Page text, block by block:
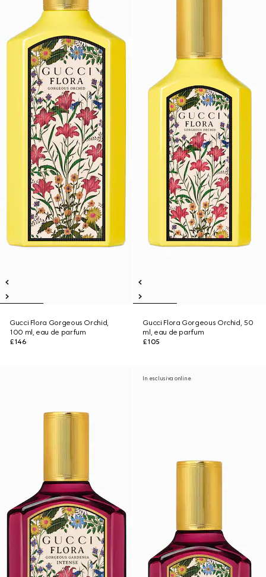
Gucci Flora Gorgeous Orchid,
100 ml, eau de parfum
£146
Gucci Flora Gorgeous Orchid, 50
ml, eau de parfum
£105
In esclusiva online